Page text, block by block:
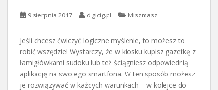
9 sierpnia 2017 digicig.pl Miszmasz
Jeśli chcesz ćwiczyć logiczne myślenie, to możesz to
robić wszędzie! Wystarczy, że w kiosku kupisz gazetkę z
łamigłówkami sudoku lub też ściągniesz odpowiednią
aplikację na swojego smartfona. W ten sposób możesz
je rozwiązywać w każdych warunkach – w kolejce do